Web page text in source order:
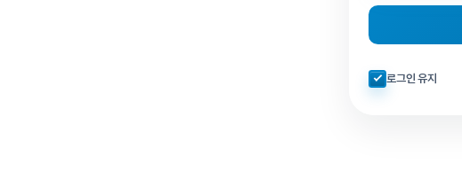
자동로그인 체크
로그인 유지